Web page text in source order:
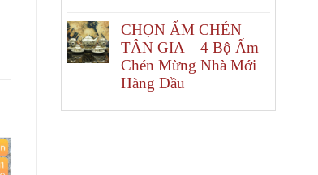
CHỌN ẤM CHÉN
TÂN GIA – 4 Bộ Ấm
Chén Mừng Nhà Mới
Hàng Đầu